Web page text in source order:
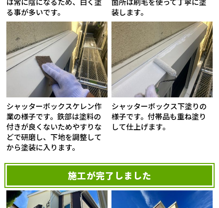
る事が多いです。
装します。
シャッターボックスケレン作
業の様子です。鉄部は塗料の
付きが良くないためやすりな
どで研磨し、下地を調整して
から塗装に入ります。
シャッターボックス下塗りの
様子です。付帯品も重ね塗り
して仕上げます。
施工が完了しました